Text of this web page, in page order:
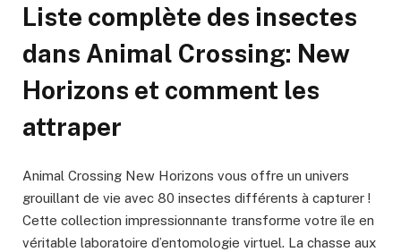
Liste complète des insectes
dans Animal Crossing: New
Horizons et comment les
attraper
Animal Crossing New Horizons vous offre un univers
grouillant de vie avec 80 insectes différents à capturer !
Cette collection impressionnante transforme votre île en
véritable laboratoire d’entomologie virtuel. La chasse aux